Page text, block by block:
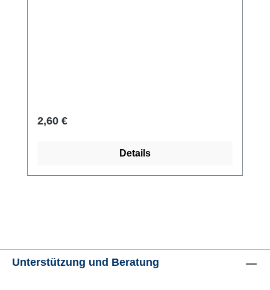
Regulärer Preis:
2,60 €
Details
Unterstützung und Beratung